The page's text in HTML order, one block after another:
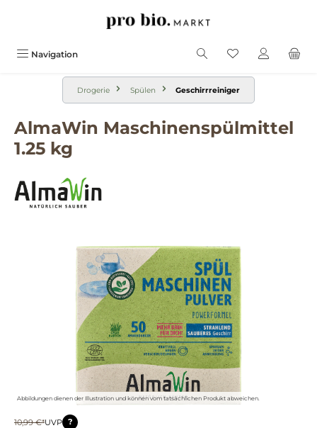
Navigation
Drogerie Spülen Geschirrreiniger
AlmaWin Maschinenspülmittel
1.25 kg
Bildergalerie überspringen
Abbildungen dienen der Illustration und können vom tatsächlichen Produkt abweichen.
10,99 €*UVP ?